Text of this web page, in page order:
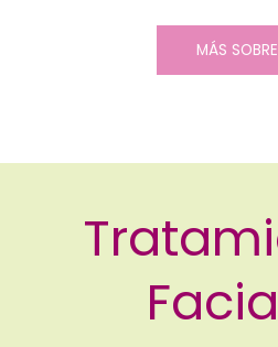
MÁS